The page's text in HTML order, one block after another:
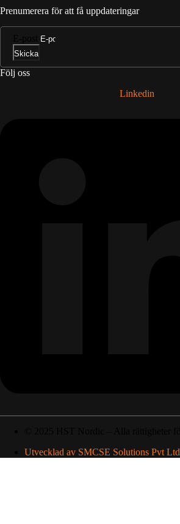
Prenumerera för att få uppdateringar
Skicka
Följ oss
Linkedin
Utvecklad av SMCSE Solutions Pvt Ltd